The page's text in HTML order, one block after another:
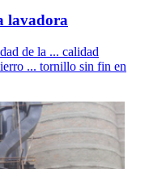
lavadora
de la ... calidad
... tornillo sin fin en